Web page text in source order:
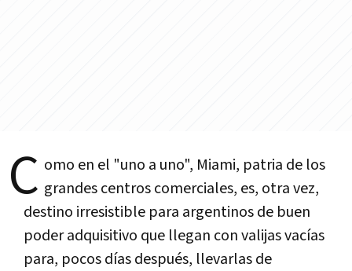
C omo en el "uno a uno", Miami, patria de los
grandes centros comerciales, es, otra vez,
destino irresistible para argentinos de buen
poder adquisitivo que llegan con valijas vacías
para, pocos días después, llevarlas de